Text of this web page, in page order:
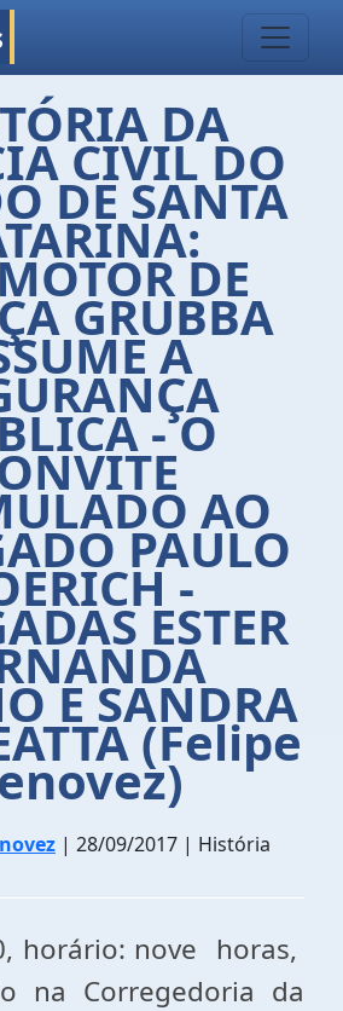
DA
CIVIL DO
DE SANTA
DE
GRUBBA
A
- O
AO
PAULO
-
ESTER
E SANDRA
(Felipe
| 28/09/2017 | História
horário: nove horas,
na Corregedoria da